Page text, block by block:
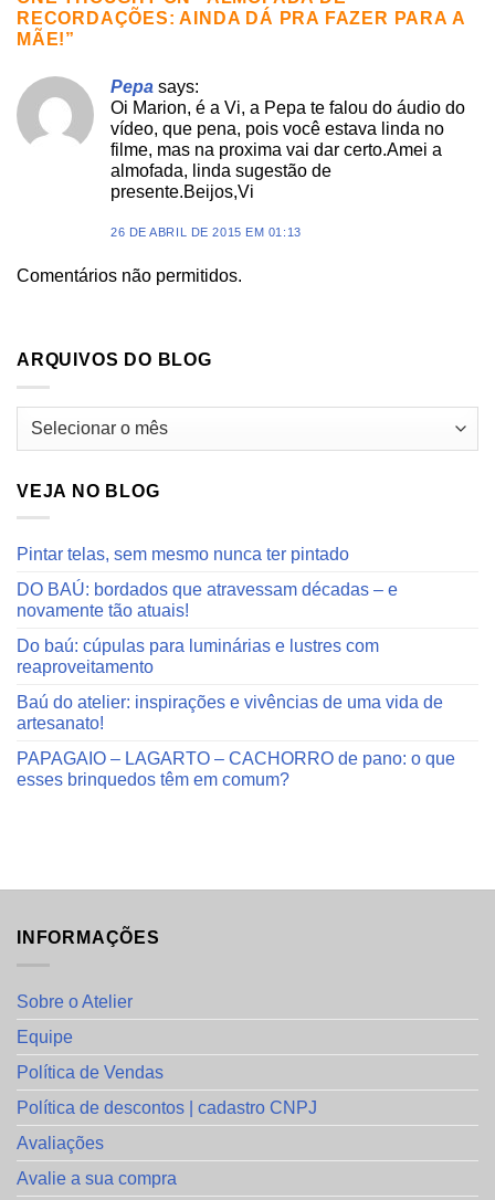
RECORDAÇÕES: AINDA DÁ PRA FAZER PARA A
MÃE!”
Pepa says:
Oi Marion, é a Vi, a Pepa te falou do áudio do
vídeo, que pena, pois você estava linda no
filme, mas na proxima vai dar certo.Amei a
almofada, linda sugestão de
presente.Beijos,Vi
26 DE ABRIL DE 2015 EM 01:13
Comentários não permitidos.
ARQUIVOS DO BLOG
Arquivos
VEJA NO BLOG
Pintar telas, sem mesmo nunca ter pintado
DO BAÚ: bordados que atravessam décadas – e
novamente tão atuais!
Do baú: cúpulas para luminárias e lustres com
reaproveitamento
Baú do atelier: inspirações e vivências de uma vida de
artesanato!
PAPAGAIO – LAGARTO – CACHORRO de pano: o que
esses brinquedos têm em comum?
INFORMAÇÕES
Sobre o Atelier
Equipe
Política de Vendas
Política de descontos | cadastro CNPJ
Avaliações
Avalie a sua compra